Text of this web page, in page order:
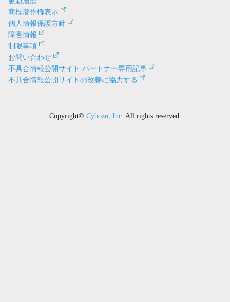
商標著作権表示
個人情報保護方針
障害情報
制限事項
お問い合わせ
不具合情報公開サイト パートナー専用記事
不具合情報公開サイトの改善に協力する
Copyright© Cybozu, Inc. All rights reserved.